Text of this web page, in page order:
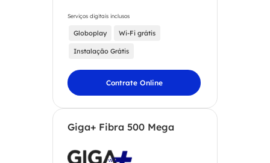
Serviços digitais inclusos
Globoplay Wi-Fi grátis
Instalação Grátis
Contrate Online
Giga+ Fibra 500 Mega